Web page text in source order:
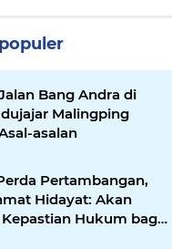
Bang Andra di
Malingping
asalan
Pertambangan,
Hidayat: Akan
Hukum bagi
dan Pelaku Usaha